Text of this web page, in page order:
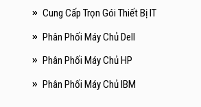
Cung Cấp Trọn Gói Thiết Bị IT
Phân Phối Máy Chủ Dell
Phân Phối Máy Chủ HP
Phân Phối Máy Chủ IBM